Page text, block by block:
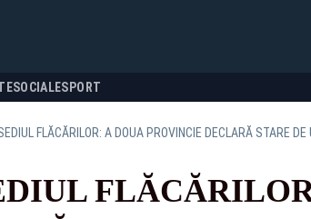
SOCIALESPORT
FLĂCĂRILOR: A DOUA PROVINCIE DECLARĂ STARE